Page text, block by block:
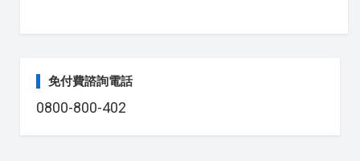
免付費諮詢電話
0800-800-402